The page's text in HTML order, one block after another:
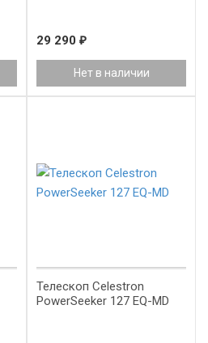
29 290 ₽
Нет в наличии
Телескоп Celestron
PowerSeeker 127 EQ-MD